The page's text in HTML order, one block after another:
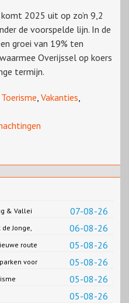
2025 uit op zo’n 9,2
de voorspelde lijn. In de
groei van 19% ten
Overijssel op koers
termijn.
Toerisme, Vakanties,
07-08-26
& Vallei
06-08-26
Jonge,
05-08-26
route
05-08-26
voor
05-08-26
05-08-26